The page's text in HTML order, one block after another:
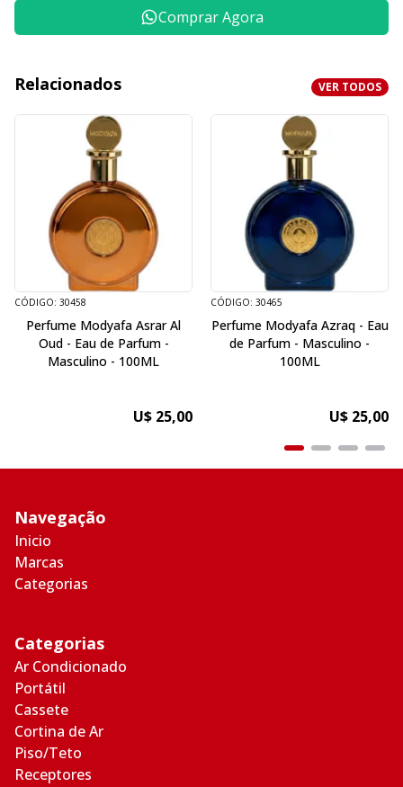
Comprar Agora
Relacionados VER TODOS
CÓDIGO: 30458
Perfume Modyafa Asrar Al
Oud - Eau de Parfum -
Masculino - 100ML
U$ 25,00
CÓDIGO: 30465
Perfume Modyafa Azraq - Eau
de Parfum - Masculino -
100ML
U$ 25,00
Navegação
Inicio
Marcas
Categorias
Categorias
Ar Condicionado
Portátil
Cassete
Cortina de Ar
Piso/Teto
Receptores